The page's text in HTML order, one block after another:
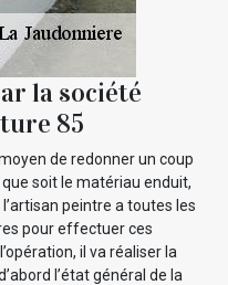
la société
85
de redonner un coup
que soit le matériau enduit,
peintre a toutes les
pour effectuer ces
il va réaliser la
l’état général de la